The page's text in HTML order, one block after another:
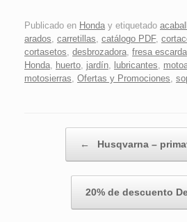
Publicado en Honda y etiquetado
arados, carretillas, catálogo PDF,
cortasetos, desbrozadora, fresa escarda
Honda, huerto, jardín, lubricantes,
motosierras, Ofertas y Promociones,
← Husqvarna –
20% de descuento